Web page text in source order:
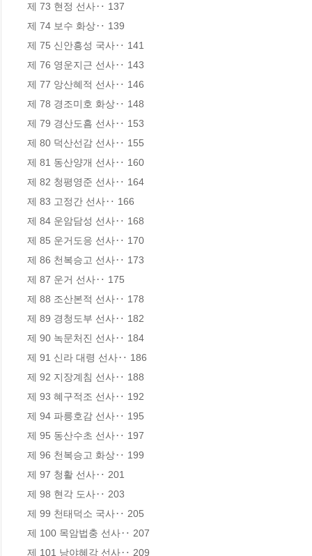
제 73 현정 선사‥ 137
제 74 보수 화상‥ 139
제 75 신안흥성 국사‥ 141
제 76 영운지근 선사‥ 143
제 77 앙산혜적 선사‥ 146
제 78 경조미호 화상‥ 148
제 79 경산도흠 선사‥ 153
제 80 덕산선감 선사‥ 155
제 81 동산양개 선사‥ 160
제 82 청평영준 선사‥ 164
제 83 고정간 선사‥ 166
제 84 운암담성 선사‥ 168
제 85 운거도응 선사‥ 170
제 86 천복승고 선사‥ 173
제 87 운거 선사‥ 175
제 88 조산본적 선사‥ 178
제 89 경청도부 선사‥ 182
제 90 녹문처진 선사‥ 184
제 91 신라 대령 선사‥ 186
제 92 지장계침 선사‥ 188
제 93 혜구적조 선사‥ 192
제 94 파릉호감 선사‥ 195
제 95 동산수초 선사‥ 197
제 96 천복승고 화상‥ 199
제 97 청활 선사‥ 201
제 98 현각 도사‥ 203
제 99 천태덕소 국사‥ 205
제 100 목암법충 선사‥ 207
제 101 낭야혜각 선사‥ 209